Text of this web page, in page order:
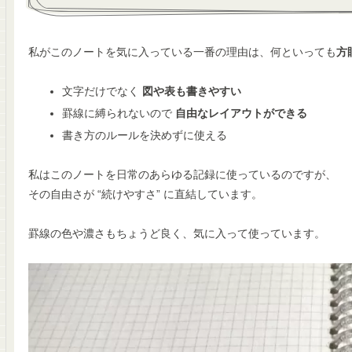
私がこのノートを気に入っている一番の理由は、何といっても方
文字だけでなく
図や表も書きやすい
罫線に縛られないので 自由なレイアウトができる
書き方のルールを決めずに使える
私はこのノートを日常のあらゆる記録に使っているのですが、
その自由さが “続けやすさ” に直結しています。
罫線の色や濃さもちょうど良く、気に入って使っています。